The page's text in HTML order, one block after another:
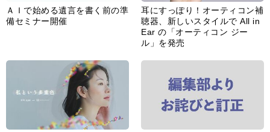
ＡＩで始める遺言を書く前の準
備セミナー開催
耳にすっぽり！オーティコン補
聴器、新しいスタイルで All in
Ear の「オーティコン ジー
ル」を発売